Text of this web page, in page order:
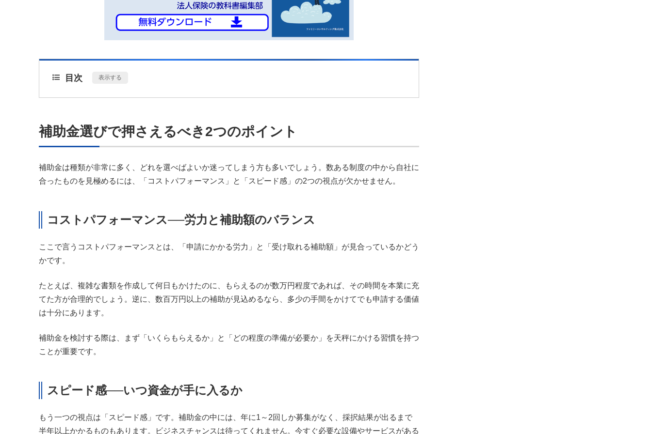
目次 表示する
補助金選びで押さえるべき2つのポイント
補助金は種類が非常に多く、どれを選べばよいか迷ってしまう方も多いでしょう。数ある制度の中から自社に
合ったものを見極めるには、「コストパフォーマンス」と「スピード感」の2つの視点が欠かせません。
コストパフォーマンス──労力と補助額のバランス
ここで言うコストパフォーマンスとは、「申請にかかる労力」と「受け取れる補助額」が見合っているかどう
かです。
たとえば、複雑な書類を作成して何日もかけたのに、もらえるのが数万円程度であれば、その時間を本業に充
てた方が合理的でしょう。逆に、数百万円以上の補助が見込めるなら、多少の手間をかけてでも申請する価値
は十分にあります。
補助金を検討する際は、まず「いくらもらえるか」と「どの程度の準備が必要か」を天秤にかける習慣を持つ
ことが重要です。
スピード感──いつ資金が手に入るか
もう一つの視点は「スピード感」です。補助金の中には、年に1～2回しか募集がなく、採択結果が出るまで
半年以上かかるものもあります。ビジネスチャンスは待ってくれません。今すぐ必要な設備やサービスがある